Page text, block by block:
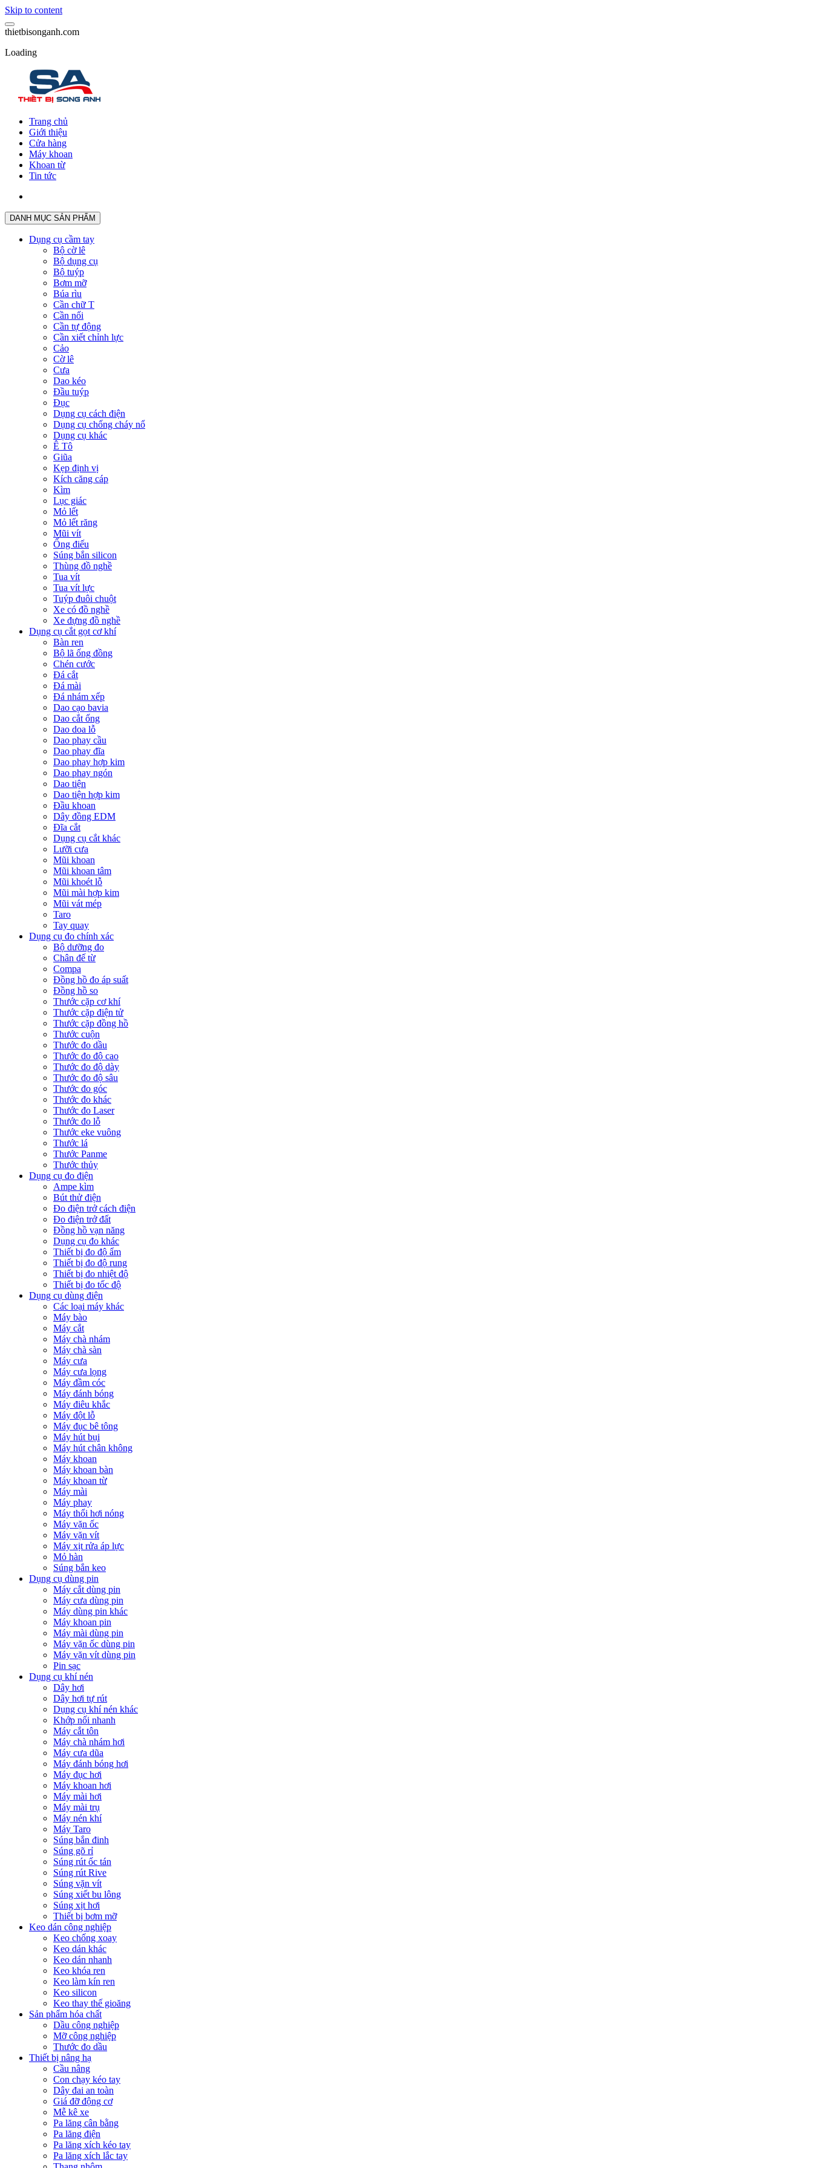
Skip to content
thietbisonganh.com
Loading
Trang chủ
Giới thiệu
Cửa hàng
Máy khoan
Khoan từ
Tin tức
DANH MỤC SẢN PHẨM
Dụng cụ cầm tay
Bộ cờ lê
Bộ dụng cụ
Bộ tuýp
Bơm mỡ
Búa rìu
Cần chữ T
Cần nối
Cần tự động
Cần xiết chỉnh lực
Cảo
Cờ lê
Cưa
Dao kéo
Đầu tuýp
Đục
Dụng cụ cách điện
Dụng cụ chống cháy nổ
Dụng cụ khác
Ê Tô
Giũa
Kẹp định vị
Kích căng cáp
Kìm
Lục giác
Mỏ lết
Mỏ lết răng
Mũi vít
Ống điếu
Súng bắn silicon
Thùng đồ nghề
Tua vít
Tua vít lực
Tuýp đuôi chuột
Xe có đồ nghề
Xe đựng đồ nghề
Dụng cụ cắt gọt cơ khí
Bàn ren
Bộ lã ống đồng
Chén cước
Đá cắt
Đá mài
Đá nhám xếp
Dao cạo bavia
Dao cắt ống
Dao doa lỗ
Dao phay cầu
Dao phay đĩa
Dao phay hợp kim
Dao phay ngón
Dao tiện
Dao tiện hợp kim
Đầu khoan
Dây đồng EDM
Đĩa cắt
Dụng cụ cắt khác
Lưỡi cưa
Mũi khoan
Mũi khoan tâm
Mũi khoét lỗ
Mũi mài hợp kim
Mũi vát mép
Taro
Tay quay
Dụng cụ đo chính xác
Bộ dưỡng đo
Chân đế từ
Compa
Đồng hồ đo áp suất
Đồng hồ so
Thước cặp cơ khí
Thước cặp điện tử
Thước cặp đồng hồ
Thước cuộn
Thước đo dầu
Thước đo độ cao
Thước đo độ dày
Thước đo độ sâu
Thước đo góc
Thước đo khác
Thước đo Laser
Thước đo lỗ
Thước eke vuông
Thước lá
Thước Panme
Thước thủy
Dụng cụ đo điện
Ampe kìm
Bút thử điện
Đo điện trở cách điện
Đo điện trở đất
Đồng hồ vạn năng
Dụng cụ đo khác
Thiết bị đo độ ẩm
Thiết bị đo độ rung
Thiết bị đo nhiệt độ
Thiết bị đo tốc độ
Dụng cụ dùng điện
Các loại máy khác
Máy bào
Máy cắt
Máy chà nhám
Máy chà sàn
Máy cưa
Máy cưa lọng
Máy đầm cóc
Máy đánh bóng
Máy điêu khắc
Máy đột lỗ
Máy đục bê tông
Máy hút bụi
Máy hút chân không
Máy khoan
Máy khoan bàn
Máy khoan từ
Máy mài
Máy phay
Máy thổi hơi nóng
Máy vặn ốc
Máy vặn vít
Máy xịt rửa áp lực
Mỏ hàn
Súng bắn keo
Dụng cụ dùng pin
Máy cắt dùng pin
Máy cưa dùng pin
Máy dùng pin khác
Máy khoan pin
Máy mài dùng pin
Máy vặn ốc dùng pin
Máy vặn vít dùng pin
Pin sạc
Dụng cụ khí nén
Dây hơi
Dây hơi tự rút
Dụng cụ khí nén khác
Khớp nối nhanh
Máy cắt tôn
Máy chà nhám hơi
Máy cưa dũa
Máy đánh bóng hơi
Máy đục hơi
Máy khoan hơi
Máy mài hơi
Máy mài trụ
Máy nén khí
Máy Taro
Súng bắn đinh
Súng gõ rỉ
Súng rút ốc tán
Súng rút Rive
Súng vặn vít
Súng xiết bu lông
Súng xịt hơi
Thiết bị bơm mỡ
Keo dán công nghiệp
Keo chống xoay
Keo dán khác
Keo dán nhanh
Keo khóa ren
Keo làm kín ren
Keo silicon
Keo thay thế gioăng
Sản phẩm hóa chất
Dầu công nghiệp
Mỡ công nghiệp
Thước đo dầu
Thiết bị nâng hạ
Cầu nâng
Con chạy kéo tay
Dây đai an toàn
Giá đỡ động cơ
Mễ kê xe
Pa lăng cân bằng
Pa lăng điện
Pa lăng xích kéo tay
Pa lăng xích lắc tay